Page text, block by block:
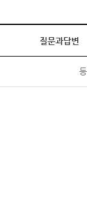
질문과답변